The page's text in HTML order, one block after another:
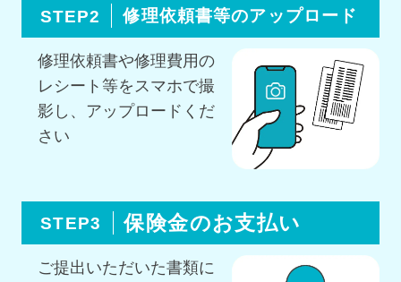
STEP2 修理依頼書等のアップロード
修理依頼書や修理費用の
レシート等を スマホで撮
影し、アップロードくだ
さい
STEP3 保険金のお支払い
ご提出いただいた書類に